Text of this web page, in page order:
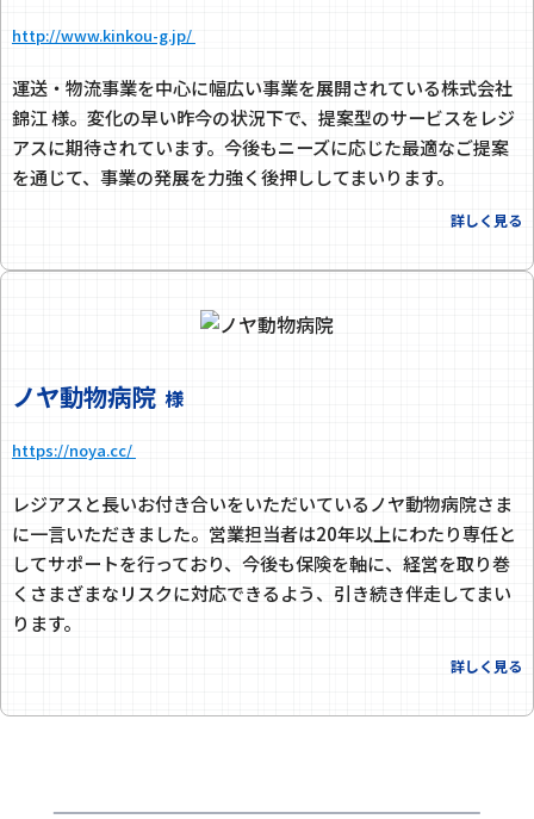
http://www.kinkou-g.jp/
運送・物流事業を中心に幅広い事業を展開されている株式会社
錦江 様。変化の早い昨今の状況下で、提案型のサービスをレジ
アスに期待されています。今後もニーズに応じた最適なご提案
を通じて、事業の発展を力強く後押ししてまいります。
詳しく見る
ノヤ動物病院 様
https://noya.cc/
レジアスと長いお付き合いをいただいているノヤ動物病院さま
に一言いただきました。営業担当者は20年以上にわたり専任と
してサポートを行っており、今後も保険を軸に、経営を取り巻
くさまざまなリスクに対応できるよう、引き続き伴走してまい
ります。
詳しく見る